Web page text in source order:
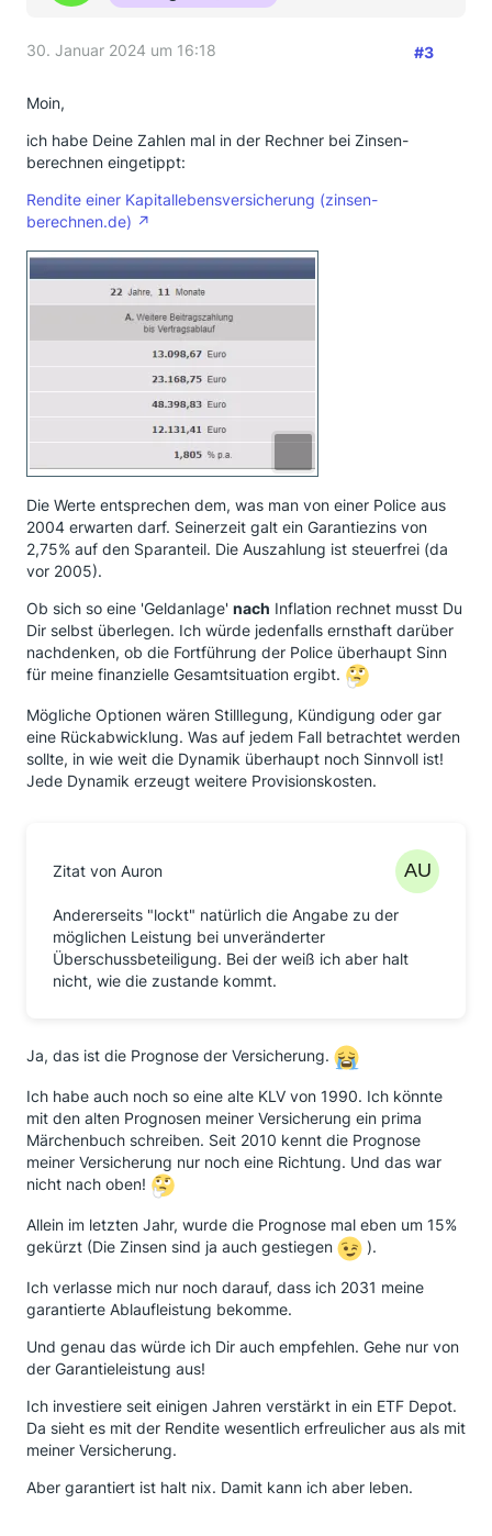
30. Januar 2024 um 16:18 #3
Moin,
ich habe Deine Zahlen mal in der Rechner bei Zinsen-
berechnen eingetippt:
Rendite einer Kapitallebensversicherung (zinsen-
berechnen.de)
Die Werte entsprechen dem, was man von einer Police aus
2004 erwarten darf. Seinerzeit galt ein Garantiezins von
2,75% auf den Sparanteil. Die Auszahlung ist steuerfrei (da
vor 2005).
Ob sich so eine 'Geldanlage' nach Inflation rechnet musst Du
Dir selbst überlegen. Ich würde jedenfalls ernsthaft darüber
nachdenken, ob die Fortführung der Police überhaupt Sinn
für meine finanzielle Gesamtsituation ergibt.
Mögliche Optionen wären Stilllegung, Kündigung oder gar
eine Rückabwicklung. Was auf jedem Fall betrachtet werden
sollte, in wie weit die Dynamik überhaupt noch Sinnvoll ist!
Jede Dynamik erzeugt weitere Provisionskosten.
Zitat von Auron
Andererseits "lockt" natürlich die Angabe zu der
möglichen Leistung bei unveränderter
Überschussbeteiligung. Bei der weiß ich aber halt
nicht, wie die zustande kommt.
Ja, das ist die Prognose der Versicherung.
Ich habe auch noch so eine alte KLV von 1990. Ich könnte
mit den alten Prognosen meiner Versicherung ein prima
Märchenbuch schreiben. Seit 2010 kennt die Prognose
meiner Versicherung nur noch eine Richtung. Und das war
nicht nach oben!
Allein im letzten Jahr, wurde die Prognose mal eben um 15%
gekürzt (Die Zinsen sind ja auch gestiegen
).
Ich verlasse mich nur noch darauf, dass ich 2031 meine
garantierte Ablaufleistung bekomme.
Und genau das würde ich Dir auch empfehlen. Gehe nur von
der Garantieleistung aus!
Ich investiere seit einigen Jahren verstärkt in ein ETF Depot.
Da sieht es mit der Rendite wesentlich erfreulicher aus als mit
meiner Versicherung.
Aber garantiert ist halt nix. Damit kann ich aber leben.